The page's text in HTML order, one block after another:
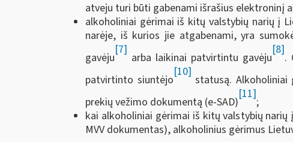
atveju turi būti gabenami išrašius elektroninį
alkoholiniai gėrimai iš kitų valstybių narių į
narėje, iš kurios jie atgabenami, yra
gavėju
[7]
arba laikinai patvirtintu gavėju
[8]
.
patvirtinto siuntėjo
[10]
statusą.
prekių vežimo dokumentą (e-SAD)
[11]
;
kai alkoholiniai gėrimai iš kitų valstybių
MVV dokumentas), alkoholinius gėrimus